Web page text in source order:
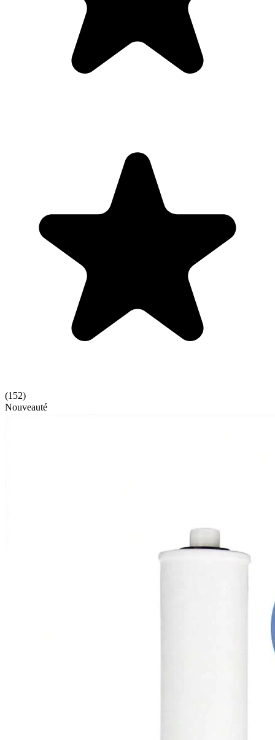
(152)
Nouveauté